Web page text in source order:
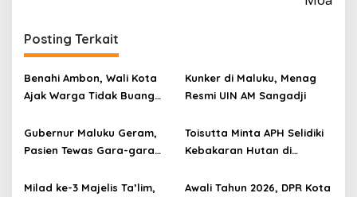
Posting Terkait
Benahi Ambon, Wali Kota
Ajak Warga Tidak Buang
Kunker di Maluku, Menag
Resmi UIN AM Sangadji
Gubernur Maluku Geram,
Pasien Tewas Gara-gara
Kesehatan di RSUP Leimena
Toisutta Minta APH Selidiki
Kebakaran Hutan di
Milad ke-3 Majelis Ta’lim,
Awali Tahun 2026, DPR Kota